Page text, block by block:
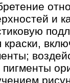
и
краски,
пигменты